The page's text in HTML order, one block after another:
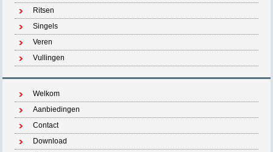
Ritsen
Singels
Veren
Vullingen
Welkom
Aanbiedingen
Contact
Download